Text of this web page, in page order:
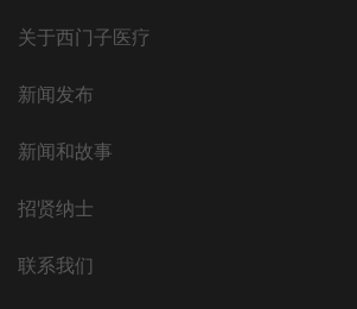
关于西门子医疗
新闻发布
新闻和故事
招贤纳士
联系我们